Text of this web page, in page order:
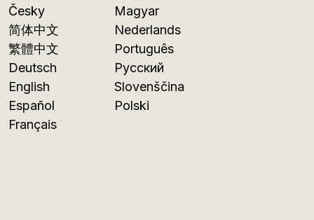
Česky
简体中文
繁體中文
Deutsch
English
Español
Français
Magyar
Nederlands
Português
Русский
Slovenščina
Polski